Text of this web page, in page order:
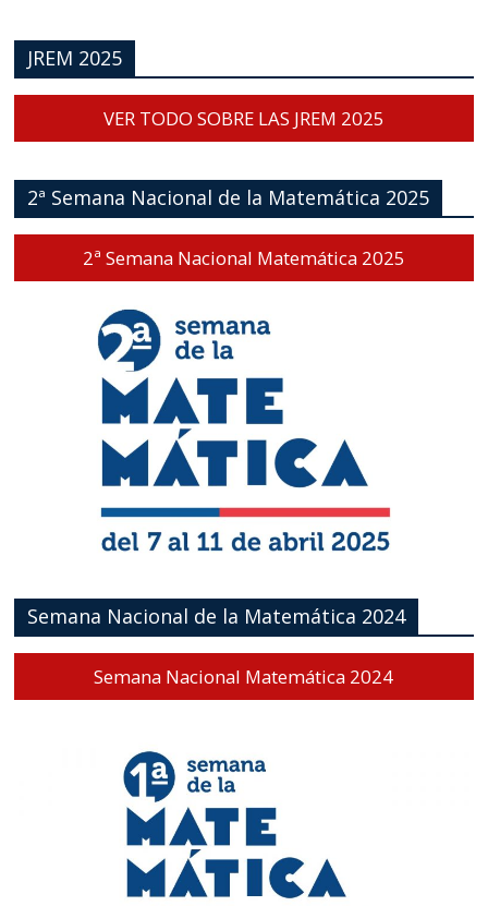
JREM 2025
VER TODO SOBRE LAS JREM 2025
2ª Semana Nacional de la Matemática 2025
2ª Semana Nacional Matemática 2025
Semana Nacional de la Matemática 2024
Semana Nacional Matemática 2024